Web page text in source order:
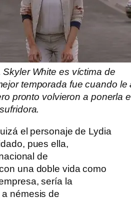
White es víctima de
temporada fue cuando le
pronto volvieron a ponerla
el personaje de Lydia
pues ella,
de
una doble vida como
sería la
némesis de